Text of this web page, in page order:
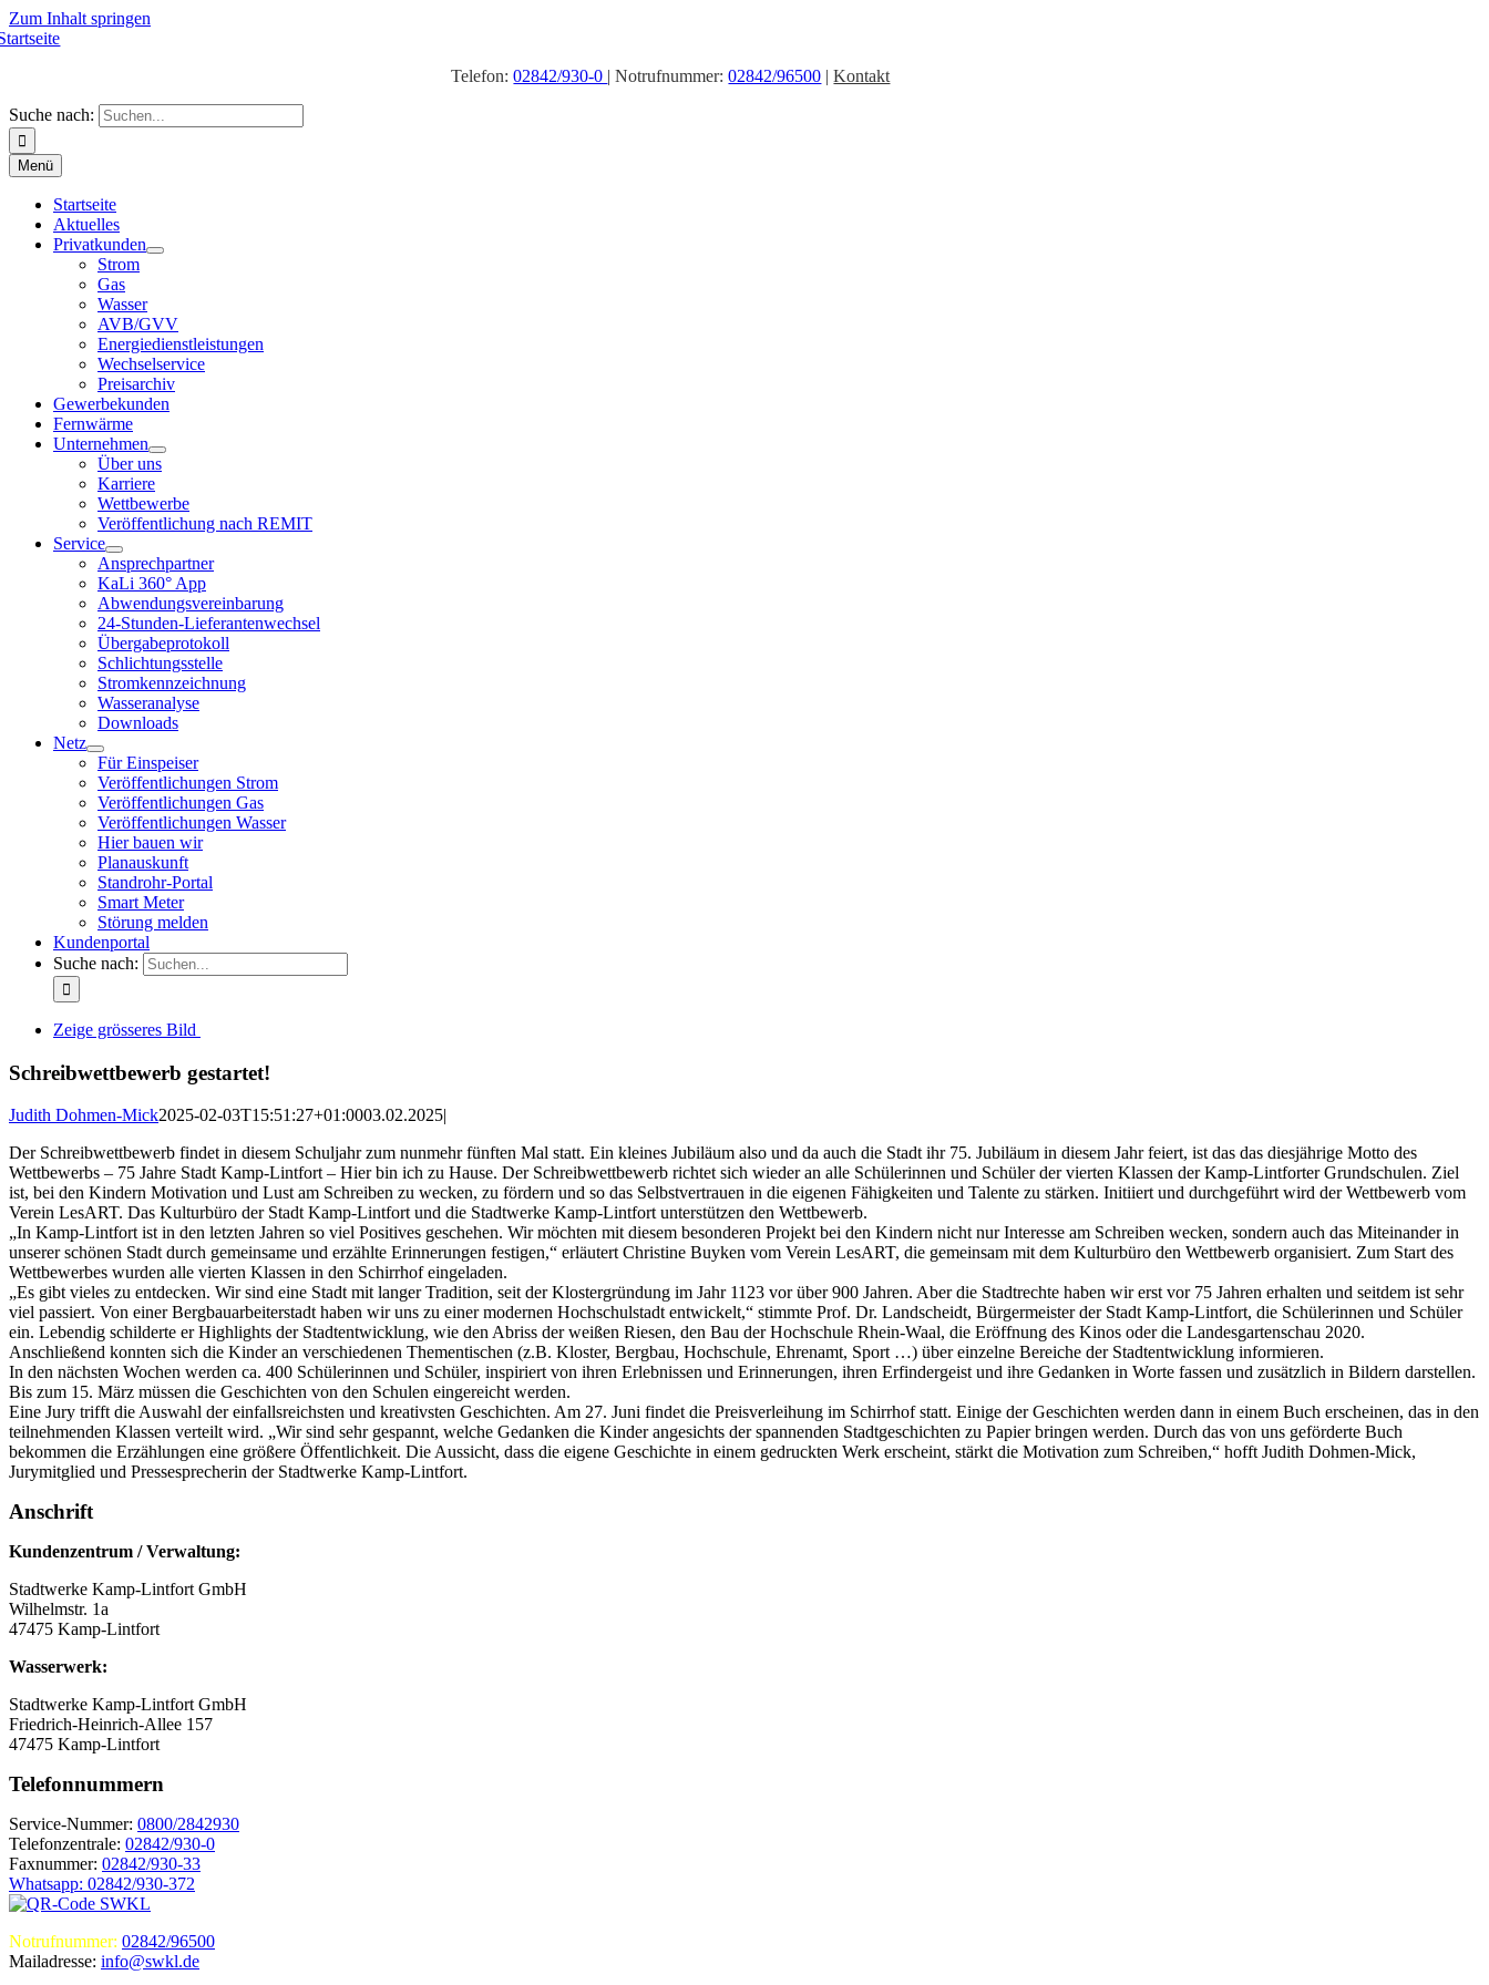
Zum Inhalt springen
Telefon:02842/930-0 | Notrufnummer:02842/96500 |Kontakt
Suche nach:
Menü
Startseite
Aktuelles
Privatkunden
Strom
Gas
Wasser
AVB/GVV
Energiedienstleistungen
Wechselservice
Preisarchiv
Gewerbekunden
Fernwärme
Unternehmen
Über uns
Karriere
Wettbewerbe
Veröffentlichung nach REMIT
Service
Ansprechpartner
KaLi 360° App
Abwendungsvereinbarung
24-Stunden-Lieferantenwechsel
Übergabeprotokoll
Schlichtungsstelle
Stromkennzeichnung
Wasseranalyse
Downloads
Netz
Für Einspeiser
Veröffentlichungen Strom
Veröffentlichungen Gas
Veröffentlichungen Wasser
Hier bauen wir
Planauskunft
Standrohr-Portal
Smart Meter
Störung melden
Kundenportal
Suche nach:
Zeige grösseres Bild
Schreibwettbewerb gestartet!
Judith Dohmen-Mick2025-02-03T15:51:27+01:0003.02.2025|
Der Schreibwettbewerb findet in diesem Schuljahr zum nunmehr fünften Mal statt. Ein kleines Jubiläum also und da auch die Stadt ihr 75. Jubiläum in diesem Jahr feiert, ist das das diesjährige Motto des
Wettbewerbs – 75 Jahre Stadt Kamp-Lintfort – Hier bin ich zu Hause. Der Schreibwettbewerb richtet sich wieder an alle Schülerinnen und Schüler der vierten Klassen der Kamp-Lintforter Grundschulen. Ziel
ist, bei den Kindern Motivation und Lust am Schreiben zu wecken, zu fördern und so das Selbstvertrauen in die eigenen Fähigkeiten und Talente zu stärken. Initiiert und durchgeführt wird der Wettbewerb vom
Verein LesART. Das Kulturbüro der Stadt Kamp-Lintfort und die Stadtwerke Kamp-Lintfort unterstützen den Wettbewerb.
„In Kamp-Lintfort ist in den letzten Jahren so viel Positives geschehen. Wir möchten mit diesem besonderen Projekt bei den Kindern nicht nur Interesse am Schreiben wecken, sondern auch das Miteinander in
unserer schönen Stadt durch gemeinsame und erzählte Erinnerungen festigen,“ erläutert Christine Buyken vom Verein LesART, die gemeinsam mit dem Kulturbüro den Wettbewerb organisiert. Zum Start des
Wettbewerbes wurden alle vierten Klassen in den Schirrhof eingeladen.
„Es gibt vieles zu entdecken. Wir sind eine Stadt mit langer Tradition, seit der Klostergründung im Jahr 1123 vor über 900 Jahren. Aber die Stadtrechte haben wir erst vor 75 Jahren erhalten und seitdem ist sehr
viel passiert. Von einer Bergbauarbeiterstadt haben wir uns zu einer modernen Hochschulstadt entwickelt,“ stimmte Prof. Dr. Landscheidt, Bürgermeister der Stadt Kamp-Lintfort, die Schülerinnen und Schüler
ein. Lebendig schilderte er Highlights der Stadtentwicklung, wie den Abriss der weißen Riesen, den Bau der Hochschule Rhein-Waal, die Eröffnung des Kinos oder die Landesgartenschau 2020.
Anschließend konnten sich die Kinder an verschiedenen Thementischen (z.B. Kloster, Bergbau, Hochschule, Ehrenamt, Sport …) über einzelne Bereiche der Stadtentwicklung informieren.
In den nächsten Wochen werden ca. 400 Schülerinnen und Schüler, inspiriert von ihren Erlebnissen und Erinnerungen, ihren Erfindergeist und ihre Gedanken in Worte fassen und zusätzlich in Bildern darstellen.
Bis zum 15. März müssen die Geschichten von den Schulen eingereicht werden.
Eine Jury trifft die Auswahl der einfallsreichsten und kreativsten Geschichten. Am 27. Juni findet die Preisverleihung im Schirrhof statt. Einige der Geschichten werden dann in einem Buch erscheinen, das in den
teilnehmenden Klassen verteilt wird. „Wir sind sehr gespannt, welche Gedanken die Kinder angesichts der spannenden Stadtgeschichten zu Papier bringen werden. Durch das von uns geförderte Buch
bekommen die Erzählungen eine größere Öffentlichkeit. Die Aussicht, dass die eigene Geschichte in einem gedruckten Werk erscheint, stärkt die Motivation zum Schreiben,“ hofft Judith Dohmen-Mick,
Jurymitglied und Pressesprecherin der Stadtwerke Kamp-Lintfort.
Anschrift
Kundenzentrum / Verwaltung:
Stadtwerke Kamp-Lintfort GmbH
Wilhelmstr. 1a
47475 Kamp-Lintfort
Wasserwerk:
Stadtwerke Kamp-Lintfort GmbH
Friedrich-Heinrich-Allee 157
47475 Kamp-Lintfort
Telefonnummern
Service-Nummer: 0800/2842930
Telefonzentrale: 02842/930-0
Faxnummer: 02842/930-33
Whatsapp: 02842/930-372
Notrufnummer: 02842/96500
Mailadresse: info@swkl.de